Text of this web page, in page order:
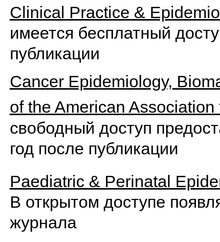
Clinical Practice &
имеется бесплатный
публикации
Cancer Epidemiology,
of the American
свободный доступ
год после публикации
Paediatric & Perinatal
В открытом доступе
журнала